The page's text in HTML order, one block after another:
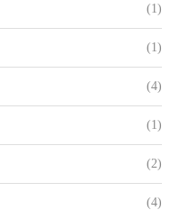
(1)
(1)
(4)
(1)
(2)
(4)